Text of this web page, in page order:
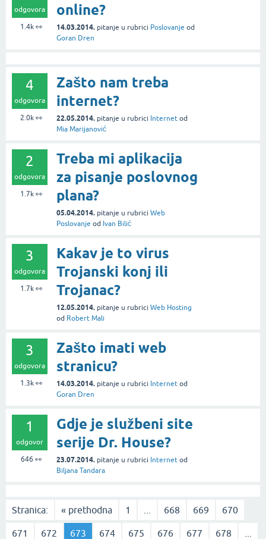
odgovora
1.4k👀
online?
14.03.2014. pitanje u rubrici Poslovanje od
Goran Dren
4
odgovora
2.0k👀
Zašto nam treba
internet?
22.05.2014. pitanje u rubrici Internet od
Mia Marijanović
2
odgovora
1.7k👀
Treba mi aplikacija
za pisanje poslovnog
plana?
05.04.2014. pitanje u rubrici Web
Poslovanje od Ivan Bilić
3
odgovora
1.7k👀
Kakav je to virus
Trojanski konj ili
Trojanac?
12.05.2014. pitanje u rubrici Web Hosting
od Robert Mali
3
odgovora
1.3k👀
Zašto imati web
stranicu?
14.03.2014. pitanje u rubrici Internet od
Goran Dren
1
odgovor
646 👀
Gdje je službeni site
serije Dr. House?
23.07.2014. pitanje u rubrici Internet od
Biljana Tandara
Stranica: « prethodna 1 668 669 670
671 672 673 674 675 676 677 678